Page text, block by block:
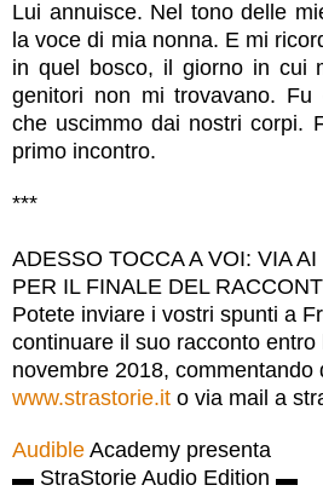
Lui annuisce. Nel tono delle
la voce di mia nonna. E mi
in quel bosco, il giorno in cui
genitori non mi trovavano.
che uscimmo dai nostri corpi.
primo incontro.
***
ADESSO TOCCA A VOI: VIA
PER IL FINALE DEL
Potete inviare i vostri spunti a
continuare il suo racconto entro
novembre 2018, commentando
www.strastorie.it o via mail a
Audible Academy presenta
▬ StraStorie Audio Edition ▬